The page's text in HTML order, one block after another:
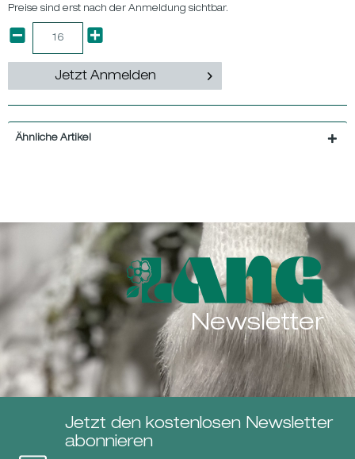
Preise sind erst nach der Anmeldung sichtbar.
Jetzt Anmelden
Ähnliche Artikel
Newsletter
Jetzt den kostenlosen Newsletter
abonnieren